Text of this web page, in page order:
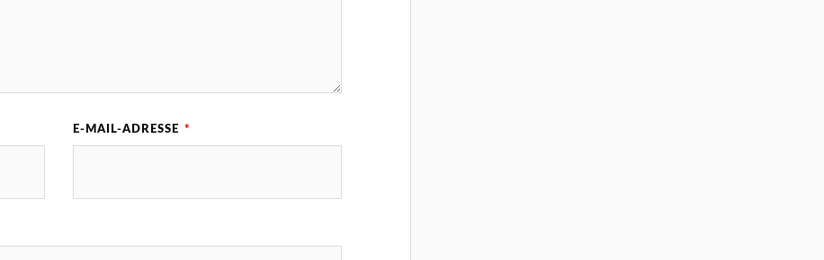
E-MAIL-ADRESSE *